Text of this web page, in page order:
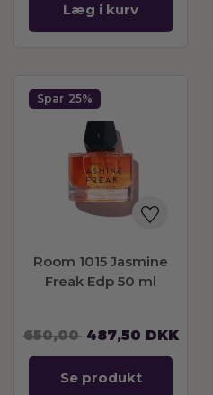
Læg i kurv
Spar 25%
Room 1015 Jasmine
Freak Edp 50 ml
650,00 487,50 DKK
Se produkt